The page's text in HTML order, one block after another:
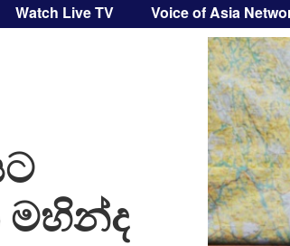
Watch Live TV Voice of Asia
මහින්ද